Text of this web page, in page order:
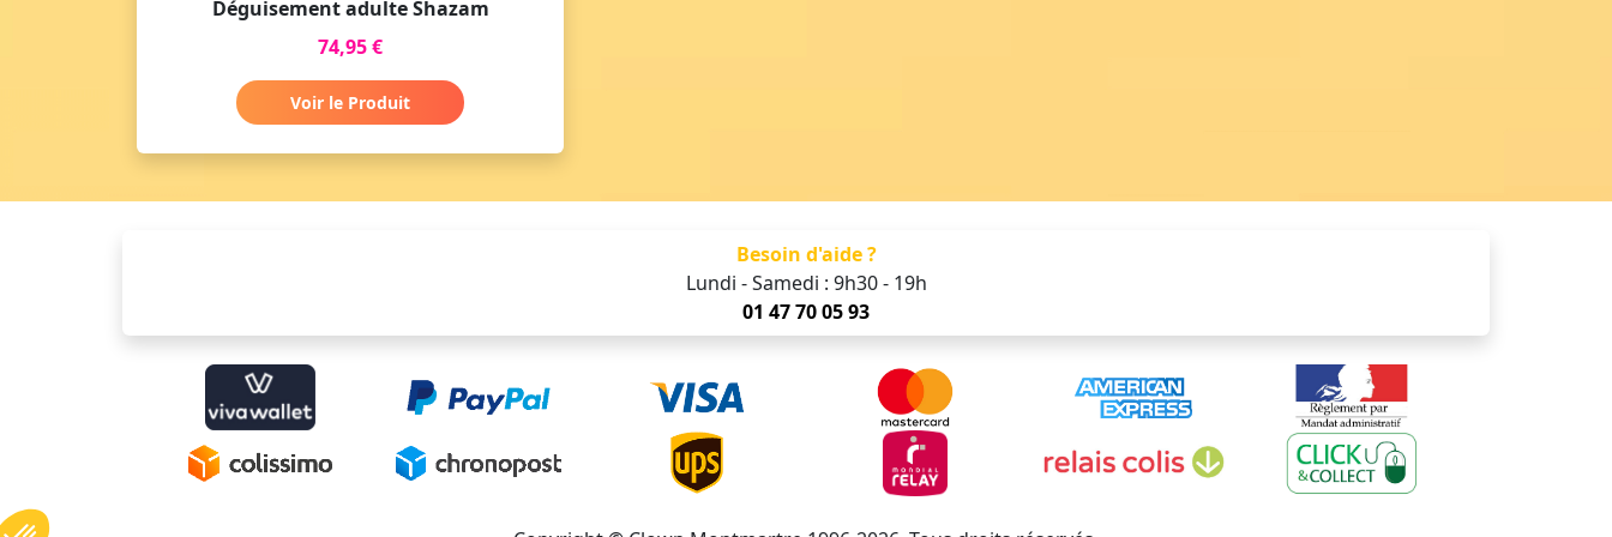
Déguisement adulte Shazam
74,95 €
Voir le Produit
Besoin d'aide ?
Lundi - Samedi : 9h30 - 19h
01 47 70 05 93